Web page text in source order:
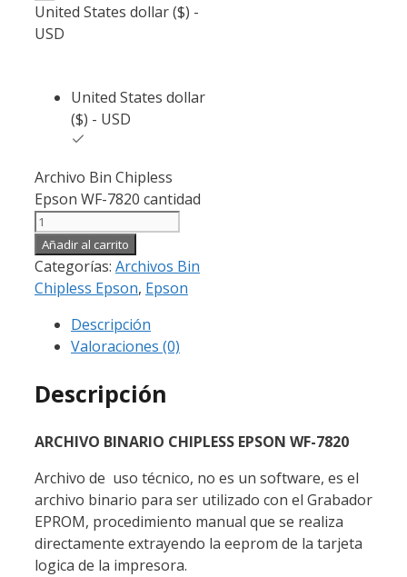
United States dollar ($) -
USD
United States dollar
($) - USD
Archivo Bin Chipless
Epson WF-7820 cantidad
Añadir al carrito
Categorías: Archivos Bin
Chipless Epson, Epson
Descripción
Valoraciones (0)
Descripción
ARCHIVO BINARIO CHIPLESS EPSON WF-7820
Archivo de uso técnico, no es un software, es el
archivo binario para ser utilizado con el Grabador
EPROM, procedimiento manual que se realiza
directamente extrayendo la eeprom de la tarjeta
logica de la impresora.